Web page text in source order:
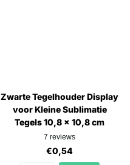
Zwarte Tegelhouder Display
voor Kleine Sublimatie
Tegels 10,8 x 10,8 cm
7 reviews
€0,54